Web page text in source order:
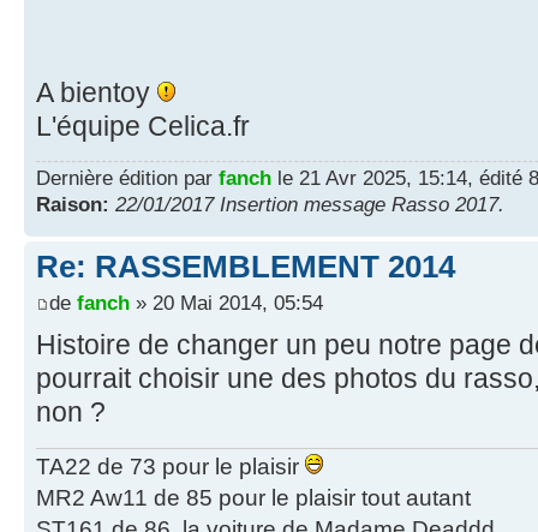
A bientoy
L'équipe Celica.fr
Dernière édition par fanch le 21 Avr 2025, 15:14, édité
Raison: 22/01/2017 Insertion message Rasso 2017.
Re: RASSEMBLEMENT 2014
de fanch » 20 Mai 2014, 05:54
Histoire de changer un peu notre page
pourrait choisir une des photos du
non ?
TA22 de 73 pour le plaisir
MR2 Aw11 de 85 pour le plaisir tout autant